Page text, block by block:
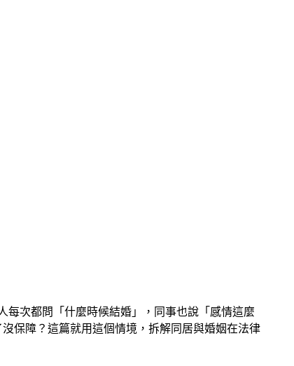
每次都問「什麼時候結婚」，同事也說「感情這麼
保障？這篇就用這個情境，拆解同居與婚姻在法律